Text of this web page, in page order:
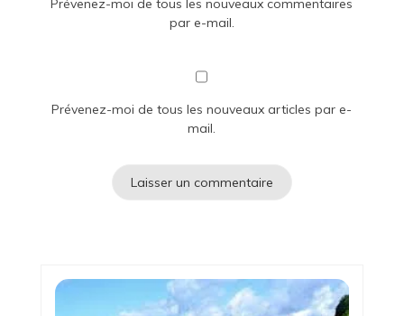
Prévenez-moi de tous les nouveaux commentaires
par e-mail.
Prévenez-moi de tous les nouveaux articles par e-
mail.